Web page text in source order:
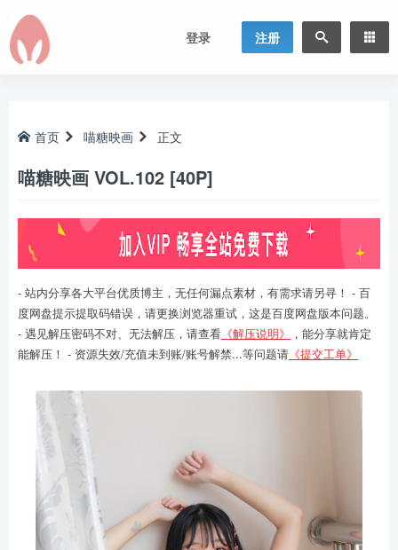
登录 注册
首页 喵糖映画 正文
喵糖映画 VOL.102 [40P]
- 站内分享各大平台优质博主，无任何漏点素材，有需求请另寻！ - 百
度网盘提示提取码错误，请更换浏览器重试，这是百度网盘版本问题。
- 遇见解压密码不对、无法解压，请查看 《解压说明》
，能分享就肯定
能解压！ - 资源失效/充值未到账/账号解禁...等问题请 《提交工单》